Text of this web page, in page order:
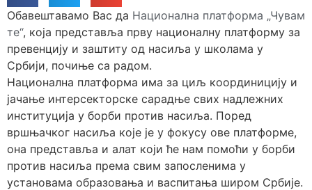
Обавештавамо Вас да Национална платформа „Чувам
те“, која представља прву националну платформу за
превенцију и заштиту од насиља у школама у
Србији, почиње са радом.
Национална платформа има за циљ координицију и
јачање интерсекторске сарадње свих надлежних
институција у борби против насиља. Поред
вршњачког насиља које је у фокусу ове платформе,
она представља и алат који ће нам помоћи у борби
против насиља према свим запосленима у
установама образовања и васпитања широм Србије.